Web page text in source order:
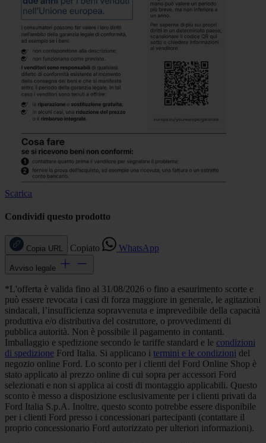
Scarica
Condividi questo prodotto
Copia URL Copiato WhatsApp
Avviso legale
*L'offerta è valida fino al 31/08/2026 o fino a esaurimento scorte e
può essere revocata i casi di forza maggiore in generale, le agitazioni
sindacali, l’insufficienza sopravvenuta e imprevedibile della capacità
produttiva e/o distributiva del costruttore, o provvedimenti di
pubblica autorità. Non è possibile il pagamento in contanti.
Imballaggio e spedizione secondo le tariffe standard e le condizioni
di spedizione Ford Italia. Si applicano i termini e le condizioni del
negozio online Ford. Lo sconto per i clienti del Ford Online Shop è
stato applicato al prezzo online di cui sopra per accessori Ford
selezionati e non si applica ai costi di montaggio applicabili. Questo
sconto è messo a disposizione esclusivamente per i clienti privati da
Ford Italia S.p.A. Inoltre, questo sconto potrebbe essere disponibile
per i clienti Ford presso i concessionari partecipanti (contattare il
proprio concessionario Ford autorizzato per ulteriori informazioni).